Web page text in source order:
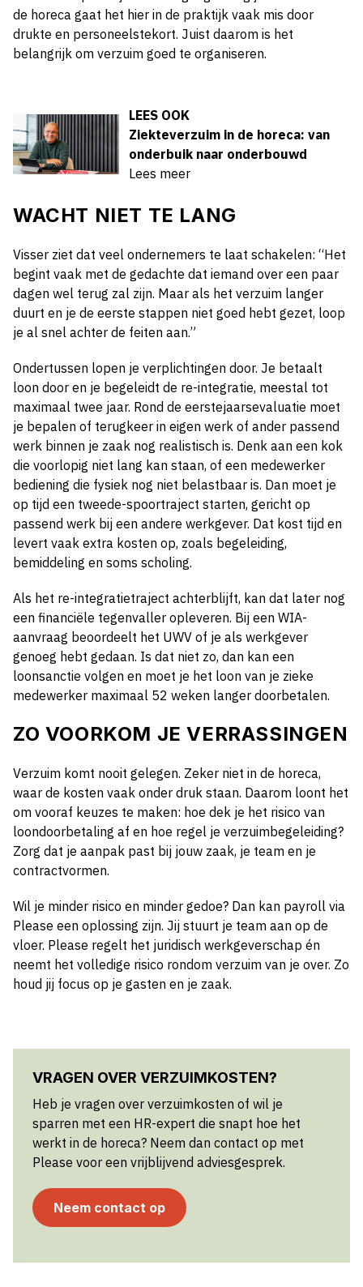
de horeca gaat het hier in de praktijk vaak mis door
drukte en personeelstekort. Juist daarom is het
belangrijk om verzuim goed te organiseren.
LEES OOK
Ziekteverzuim in de horeca: van
onderbuik naar onderbouwd
Lees meer
WACHT NIET TE LANG
Visser ziet dat veel ondernemers te laat schakelen: “Het
begint vaak met de gedachte dat iemand over een paar
dagen wel terug zal zijn. Maar als het verzuim langer
duurt en je de eerste stappen niet goed hebt gezet, loop
je al snel achter de feiten aan.”
Ondertussen lopen je verplichtingen door. Je betaalt
loon door en je begeleidt de re-integratie, meestal tot
maximaal twee jaar. Rond de eerstejaarsevaluatie moet
je bepalen of terugkeer in eigen werk of ander passend
werk binnen je zaak nog realistisch is. Denk aan een kok
die voorlopig niet lang kan staan, of een medewerker
bediening die fysiek nog niet belastbaar is. Dan moet je
op tijd een tweede-spoortraject starten, gericht op
passend werk bij een andere werkgever. Dat kost tijd en
levert vaak extra kosten op, zoals begeleiding,
bemiddeling en soms scholing.
Als het re-integratietraject achterblijft, kan dat later nog
een financiële tegenvaller opleveren. Bij een WIA-
aanvraag beoordeelt het UWV of je als werkgever
genoeg hebt gedaan. Is dat niet zo, dan kan een
loonsanctie volgen en moet je het loon van je zieke
medewerker maximaal 52 weken langer doorbetalen.
ZO VOORKOM JE VERRASSINGEN
Verzuim komt nooit gelegen. Zeker niet in de horeca,
waar de kosten vaak onder druk staan. Daarom loont het
om vooraf keuzes te maken: hoe dek je het risico van
loondoorbetaling af en hoe regel je verzuimbegeleiding?
Zorg dat je aanpak past bij jouw zaak, je team en je
contractvormen.
Wil je minder risico en minder gedoe? Dan kan payroll via
Please een oplossing zijn. Jij stuurt je team aan op de
vloer. Please regelt het juridisch werkgeverschap én
neemt het volledige risico rondom verzuim van je over. Zo
houd jij focus op je gasten en je zaak.
VRAGEN OVER VERZUIMKOSTEN?
Heb je vragen over verzuimkosten of wil je
sparren met een HR-expert die snapt hoe het
werkt in de horeca? Neem dan contact op met
Please voor een vrijblijvend adviesgesprek.
Neem contact op